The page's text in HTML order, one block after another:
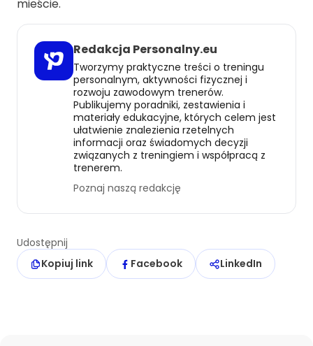
mieście.
Redakcja Personalny.eu
Tworzymy praktyczne treści o treningu
personalnym, aktywności fizycznej i
rozwoju zawodowym trenerów.
Publikujemy poradniki, zestawienia i
materiały edukacyjne, których celem jest
ułatwienie znalezienia rzetelnych
informacji oraz świadomych decyzji
związanych z treningiem i współpracą z
trenerem.
Poznaj naszą redakcję
Udostępnij
Kopiuj link
Facebook LinkedIn